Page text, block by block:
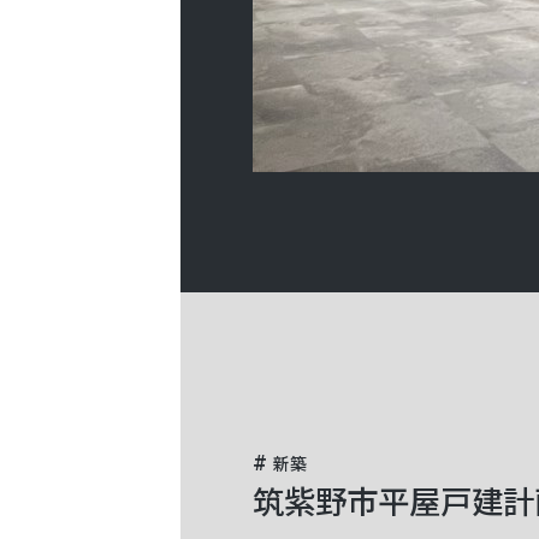
新築
筑紫野市平屋戸建